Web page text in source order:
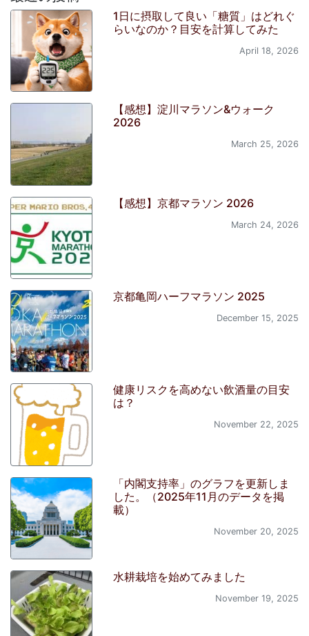
1日に摂取して良い「糖質」はどれぐ
らいなのか？目安を計算してみた
April 18, 2026
【感想】淀川マラソン&ウォーク
2026
March 25, 2026
【感想】京都マラソン 2026
March 24, 2026
京都亀岡ハーフマラソン 2025
December 15, 2025
健康リスクを高めない飲酒量の目安
は？
November 22, 2025
「内閣支持率」のグラフを更新しま
した。（2025年11月のデータを掲
載）
November 20, 2025
水耕栽培を始めてみました
November 19, 2025